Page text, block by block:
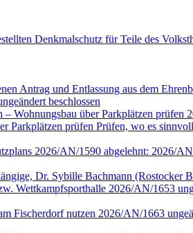
Denkmalschutz für Teile des
Antrag und Entlassung aus dem
beschlossen
Wohnungsbau über Parkplätzen
prüfen Prüfen, wo es
2026/AN/1590 abgelehnt: 2026/
Dr. Sybille Bachmann (Rostocker
Wettkampfsporthalle 2026/AN/1653
Fischerdorf nutzen 2026/AN/1663